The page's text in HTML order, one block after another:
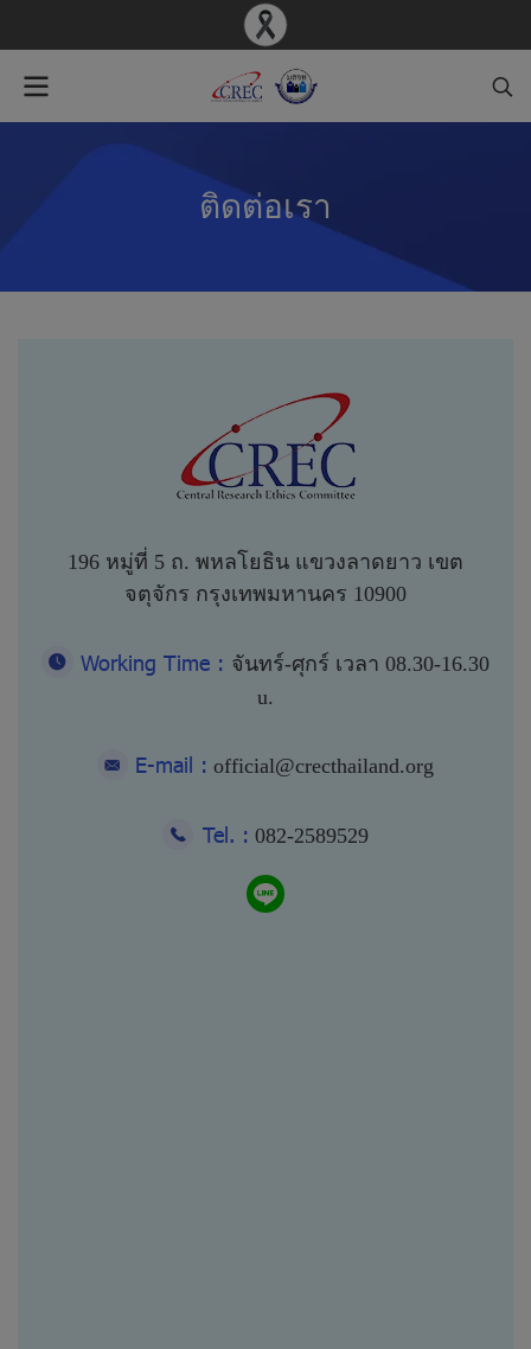
ติดต่อเรา
196 หมู่ที่ 5 ถ. พหลโยธิน แขวงลาดยาว เขต
จตุจักร กรุงเทพมหานคร 10900
Working Time : จันทร์-ศุกร์ เวลา 08.30-16.30
u.
E-mail : official@crecthailand.org
Tel. : 082-2589529